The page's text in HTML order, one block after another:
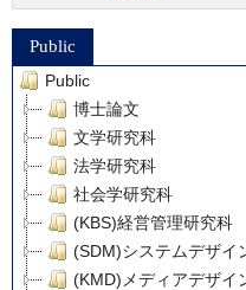
Public
Public
博士論文
文学研究科
法学研究科
社会学研究科
(KBS)経営管理研究科
(SDM)システムデザイ
(KMD)メディアデザイ